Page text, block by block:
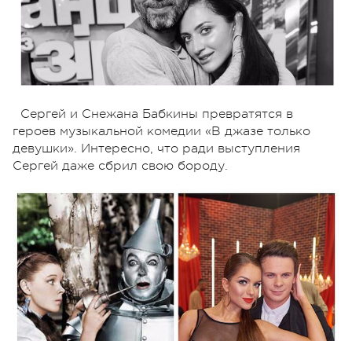
Сергей и Снежана Бабкины превратятся в
героев музыкальной комедии «В джазе только
девушки». Интересно, что ради выступления
Сергей даже сбрил свою бороду.